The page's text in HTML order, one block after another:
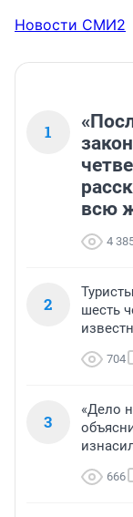
Новости СМИ2
1
всю
4
2
шесть
704
3
«Дело
666